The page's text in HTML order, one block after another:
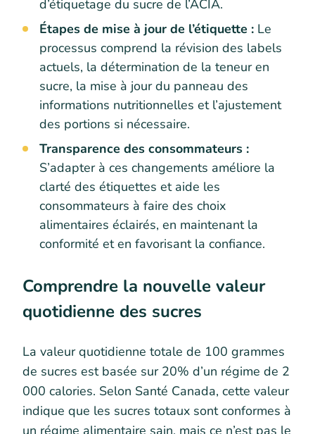
d’étiquetage du sucre de l’ACIA.
Étapes de mise à jour de l’étiquette : Le
processus comprend la révision des labels
actuels, la détermination de la teneur en
sucre, la mise à jour du panneau des
informations nutritionnelles et l’ajustement
des portions si nécessaire.
Transparence des consommateurs :
S’adapter à ces changements améliore la
clarté des étiquettes et aide les
consommateurs à faire des choix
alimentaires éclairés, en maintenant la
conformité et en favorisant la confiance.
Comprendre la nouvelle valeur
quotidienne des sucres
La valeur quotidienne totale de 100 grammes
de sucres est basée sur 20% d’un régime de 2
000 calories. Selon Santé Canada, cette valeur
indique que les sucres totaux sont conformes à
un régime alimentaire sain, mais ce n’est pas le